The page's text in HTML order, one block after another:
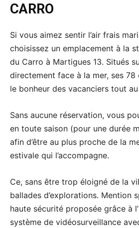
CARRO
Si vous aimez sentir l’air frais
choisissez un emplacement à la
du Carro à Martigues 13. Situés
directement face à la mer, ses
le bonheur des vacanciers tout au
Sans aucune réservation, vous
en toute saison (pour une durée
afin d’être au plus proche de la
estivale qui l’accompagne.
Ce, sans être trop éloigné de la
ballades d’explorations. Mention
haute sécurité proposée grâce à
système de vidéosurveillance